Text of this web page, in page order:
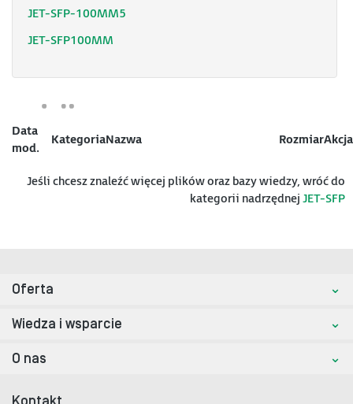
JET-SFP-100MM5
JET-SFP100MM
Data
mod.
KategoriaNazwa RozmiarAkcja
Jeśli chcesz znaleźć więcej plików oraz bazy wiedzy, wróć do
kategorii nadrzędnej JET-SFP
Oferta
Wiedza i wsparcie
O nas